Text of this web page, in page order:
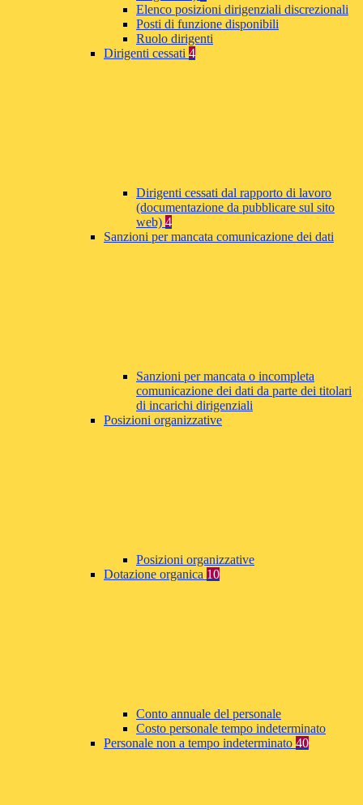
Elenco posizioni dirigenziali discrezionali
Posti di funzione disponibili
Ruolo dirigenti
Dirigenti cessati 4
Dirigenti cessati dal rapporto di lavoro
(documentazione da pubblicare sul sito
web) 4
Sanzioni per mancata comunicazione dei dati
Sanzioni per mancata o incompleta
comunicazione dei dati da parte dei titolari
di incarichi dirigenziali
Posizioni organizzative
Posizioni organizzative
Dotazione organica 10
Conto annuale del personale
Costo personale tempo indeterminato
Personale non a tempo indeterminato 40